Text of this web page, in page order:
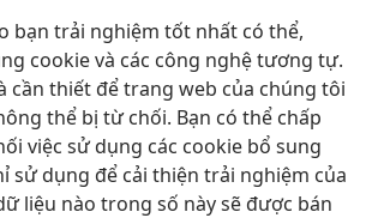
bạn trải nghiệm tốt nhất có thể,
cookie và các công nghệ tương tự.
cần thiết để trang web của chúng tôi
thể bị từ chối. Bạn có thể chấp
việc sử dụng các cookie bổ sung
sử dụng để cải thiện trải nghiệm của
liệu nào trong số này sẽ được bán